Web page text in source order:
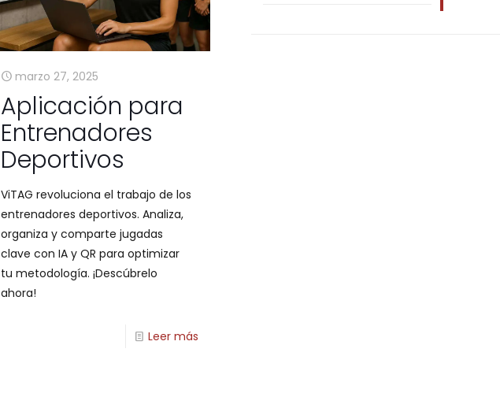
marzo 27, 2025
Aplicación para
Entrenadores
Deportivos
ViTAG revoluciona el trabajo de los
entrenadores deportivos. Analiza,
organiza y comparte jugadas
clave con IA y QR para optimizar
tu metodología. ¡Descúbrelo
ahora!
Leer más